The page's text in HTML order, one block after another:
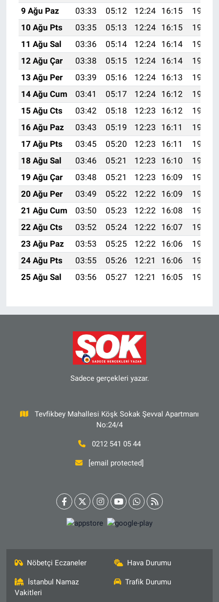
9 Ağu Paz
03:33 05:12 12:24 16:15
19:27
10 Ağu Pts
03:35 05:13 12:24 16:15
19:26
11 Ağu Sal
03:36 05:14 12:24 16:14
19:25
12 Ağu Çar
03:38 05:15 12:24 16:14
19:23
13 Ağu Per
03:39 05:16 12:24 16:13
19:22
14 Ağu Cum
03:41 05:17 12:24 16:12
19:21
15 Ağu Cts
03:42 05:18 12:23 16:12
19:19
16 Ağu Paz
03:43 05:19 12:23 16:11
19:18
17 Ağu Pts
03:45 05:20 12:23 16:11
19:17
18 Ağu Sal
03:46 05:21 12:23 16:10
19:15
19 Ağu Çar
03:48 05:21 12:23 16:09
19:14
20 Ağu Per
03:49 05:22 12:22 16:09
19:12
21 Ağu Cum
03:50 05:23 12:22 16:08
19:11
22 Ağu Cts
03:52 05:24 12:22 16:07
19:09
23 Ağu Paz
03:53 05:25 12:22 16:06
19:08
24 Ağu Pts
03:55 05:26 12:21 16:06
19:06
25 Ağu Sal
03:56 05:27 12:21 16:05 19:05
Sadece gerçekleri yazar.
Tevfikbey Mahallesi Köşk Sokak Şevval Apartmanı
No:24/4
0212 541 05 44
[email protected]
Nöbetçi Eczaneler Hava Durumu
İstanbul Namaz
Vakitleri
Trafik Durumu